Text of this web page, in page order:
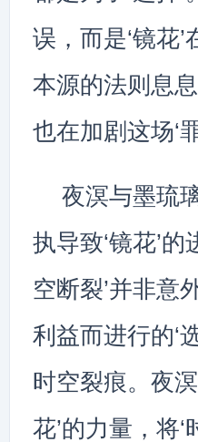
误，而是‘镜花
本源的法则息
也在加剧这场‘
夜溟与墨琉
执导致‘镜花’
空断裂’并非意
利益而进行的‘
时空裂痕。夜
花’的力量，将